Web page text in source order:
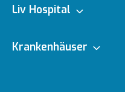
Liv Hospital
Krankenhäuser